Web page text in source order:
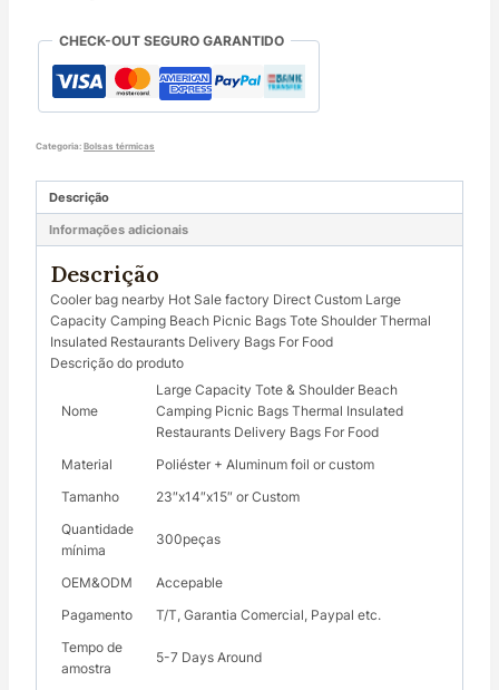
CHECK-OUT SEGURO GARANTIDO
Categoria: Bolsas térmicas
Descrição
Informações adicionais
Descrição
Cooler bag nearby Hot Sale factory Direct Custom Large
Capacity Camping Beach Picnic Bags Tote Shoulder Thermal
Insulated Restaurants Delivery Bags For Food
Descrição do produto
Nome
Large Capacity Tote & Shoulder Beach
Camping Picnic Bags Thermal Insulated
Restaurants Delivery Bags For Food
Material
Poliéster + Aluminum foil or custom
Tamanho
23″x14″x15″ or Custom
Quantidade
mínima
300peças
OEM&ODM
Accepable
Pagamento
T/T, Garantia Comercial, Paypal etc.
Tempo de
amostra
5-7 Days Around